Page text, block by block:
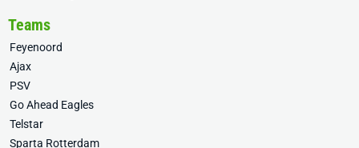
Teams
Feyenoord
Ajax
PSV
Go Ahead Eagles
Telstar
Sparta Rotterdam